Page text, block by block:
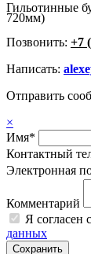
Гильотинные
720мм)
Позвонить: +7
Написать:
Отправить
×
Имя*
Контактный
Электронная
Комментарий
Я согласен с
данных